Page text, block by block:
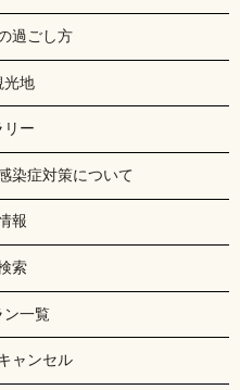
過ごし方
光地
リー
染症対策について
報
索
ン一覧
ャンセル